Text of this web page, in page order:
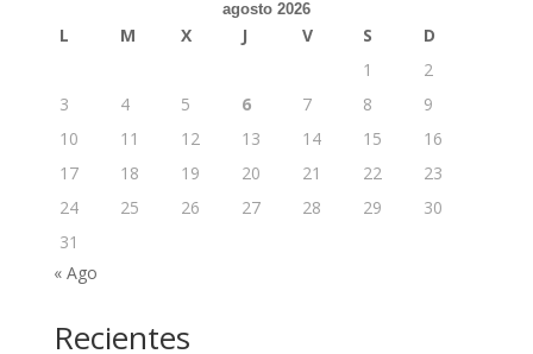
agosto 2026
L M X J V S
D
1
2
3
4 5 6 7 8
9
10
11 12 13 14 15
16
17
18 19 20 21 22
23
24
25 26 27 28 29
30
31
« Ago
Recientes